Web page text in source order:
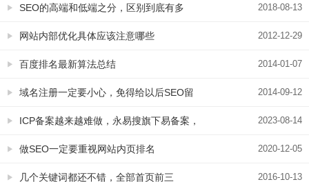
https 2018-08-13
SEO的高端和低端之分，区别到底有多
大？ 2012-12-29
网站内部优化具体应该注意哪些
2014-01-07
百度排名最新算法总结
2014-09-12
域名注册一定要小心，免得给以后SEO留
下隐患 2023-08-14
ICP备案越来越难做，永易搜旗下易备案，
来帮您！ 2020-12-05
做SEO一定要重视网站内页排名
2016-10-13
几个关键词都还不错，全部首页前三